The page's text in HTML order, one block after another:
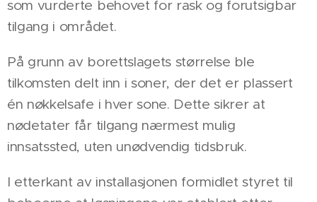
som vurderte behovet for rask og forutsigbar
tilgang i området.
På grunn av borettslagets størrelse ble
tilkomsten delt inn i soner, der det er plassert
én nøkkelsafe i hver sone. Dette sikrer at
nødetater får tilgang nærmest mulig
innsatssted, uten unødvendig tidsbruk.
I etterkant av installasjonen formidlet styret til